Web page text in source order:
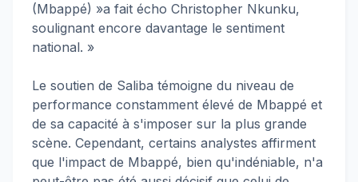
(Mbappé) »a fait écho Christopher Nkunku,
soulignant encore davantage le sentiment
national. »
Le soutien de Saliba témoigne du niveau de
performance constamment élevé de Mbappé et
de sa capacité à s'imposer sur la plus grande
scène. Cependant, certains analystes affirment
que l'impact de Mbappé, bien qu'indéniable, n'a